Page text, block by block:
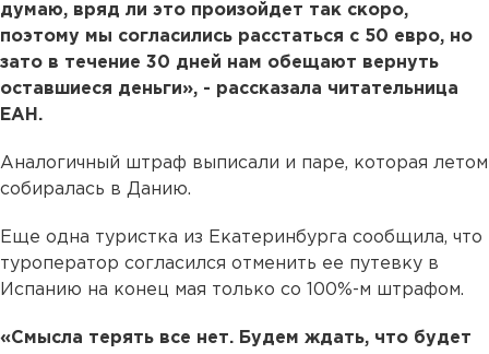
думаю, вряд ли это произойдет так скоро,
поэтому мы согласились расстаться с 50 евро, но
зато в течение 30 дней нам обещают вернуть
оставшиеся деньги», - рассказала читательница
ЕАН.
Аналогичный штраф выписали и паре, которая летом
собиралась в Данию.
Еще одна туристка из Екатеринбурга сообщила, что
туроператор согласился отменить ее путевку в
Испанию на конец мая только со 100%-м штрафом.
«Смысла терять все нет. Будем ждать, что будет